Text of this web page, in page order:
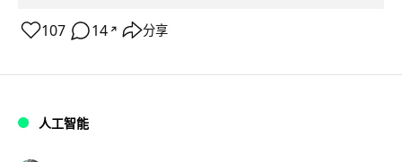
107 14 ↗ 分享
人工智能